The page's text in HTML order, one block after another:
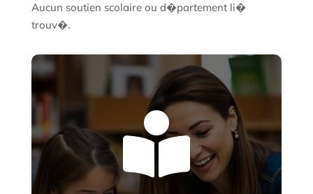
Aucun soutien scolaire ou d�partement li�
trouv�.
